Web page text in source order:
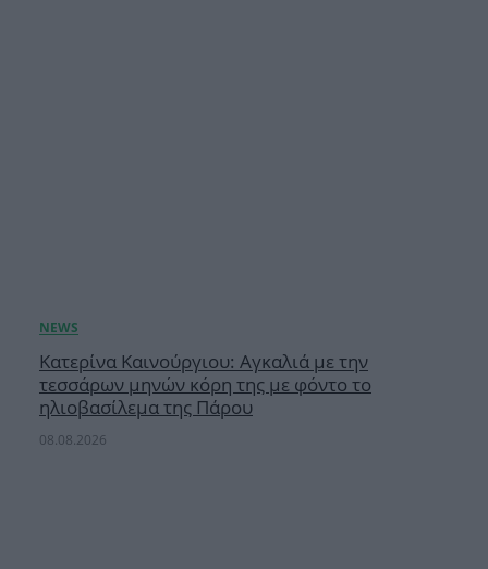
Κατερίνα Καινούργιου: Αγκαλιά με την
τεσσάρων μηνών κόρη της με φόντο το
ηλιοβασίλεμα της Πάρου
08.08.2026